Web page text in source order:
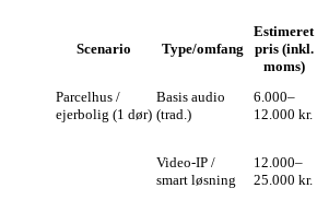
Scenario Type/omfang
Estimeret
pris (inkl.
moms)
Parcelhus /
ejerbolig (1 dør)
Basis audio
(trad.)
6.000–
12.000 kr.
Video‑IP /
smart løsning
12.000–
25.000 kr.